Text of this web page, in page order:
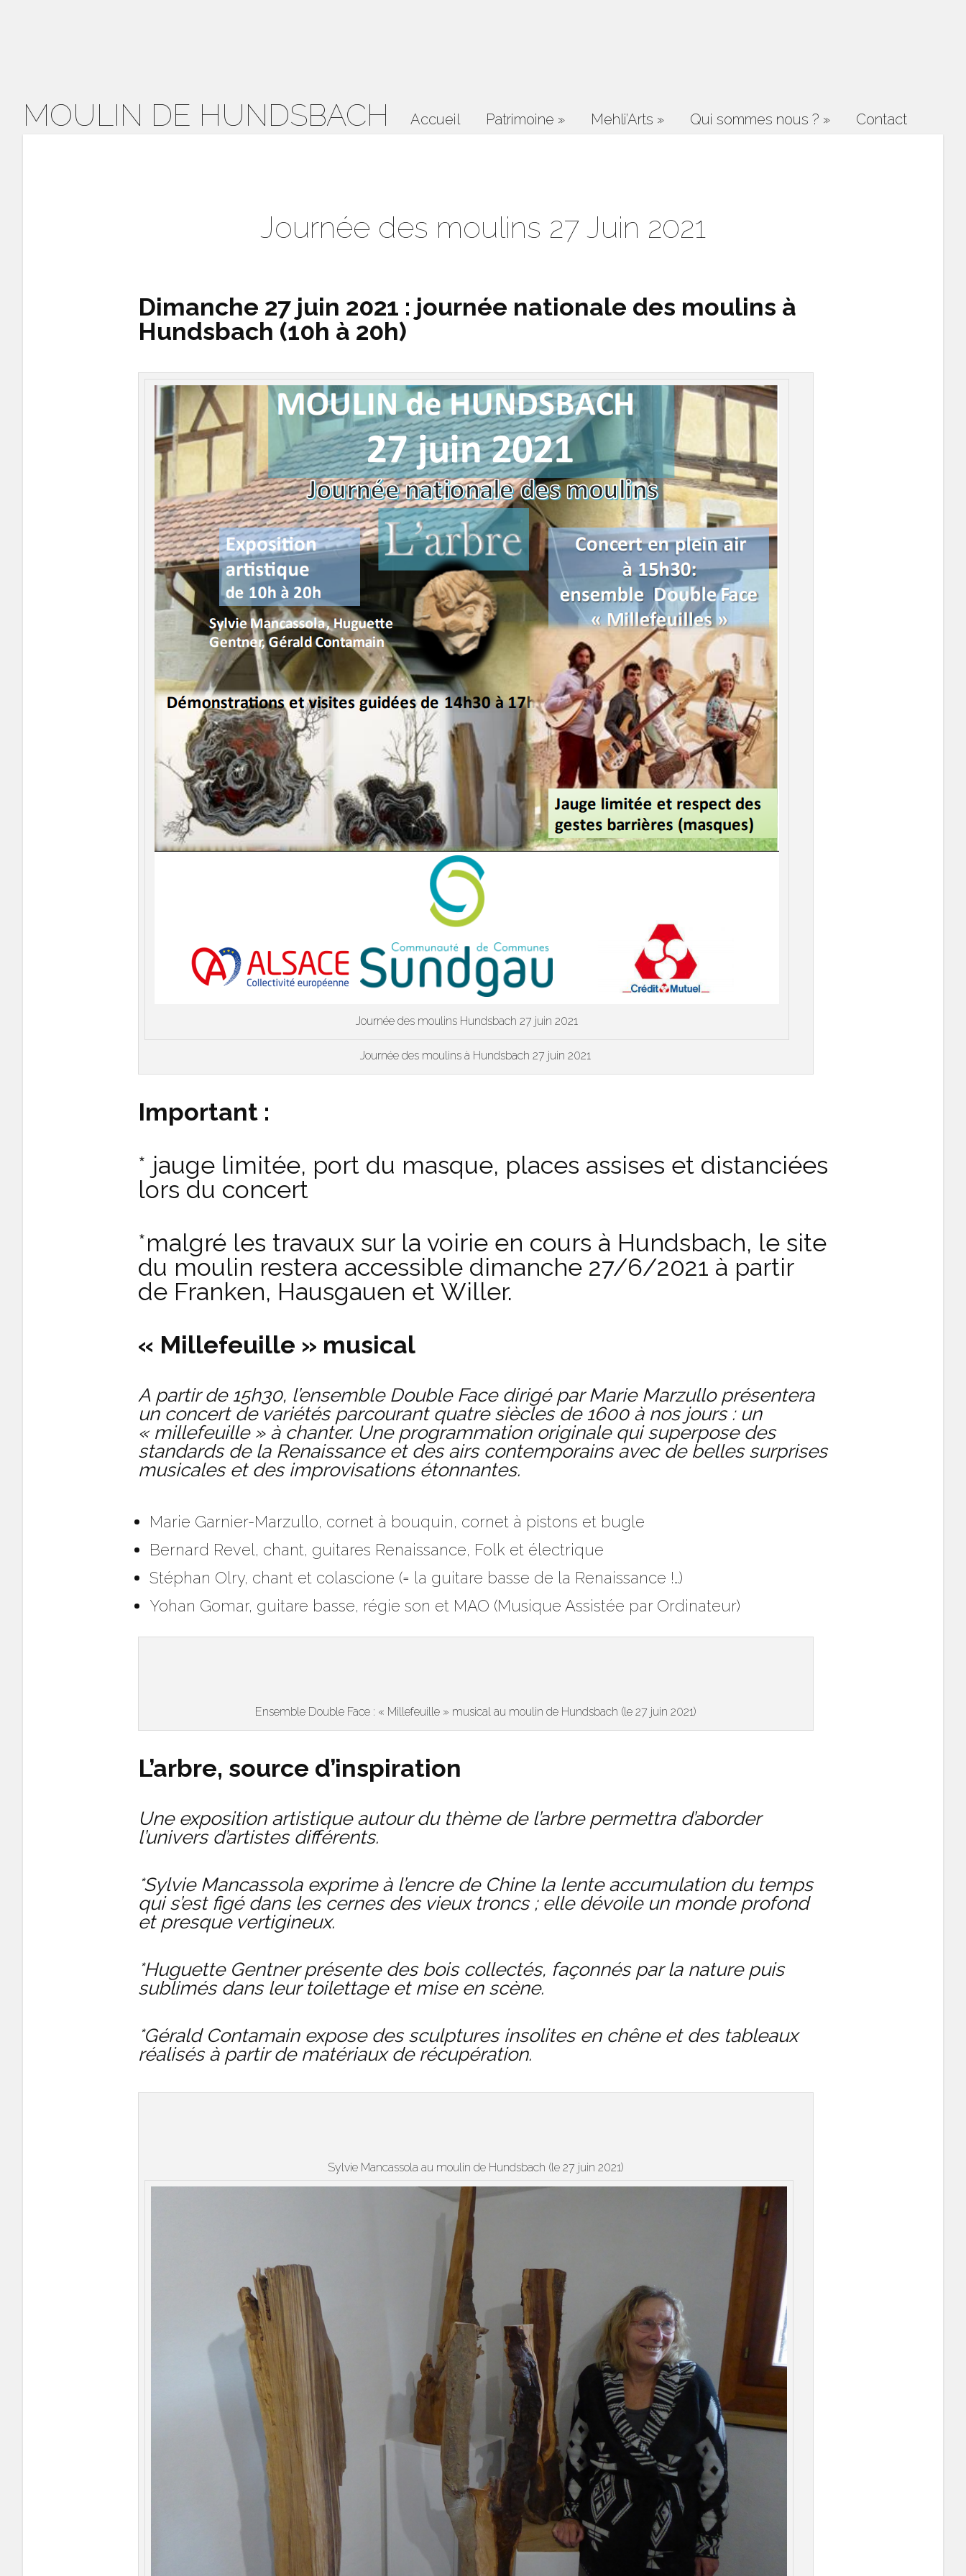
MOULIN DE HUNDSBACH Accueil Patrimoine » Mehli’Arts » Qui sommes nous ? » Contact
Journée des moulins 27 Juin 2021
Dimanche 27 juin 2021 : journée nationale des moulins à
Hundsbach (10h à 20h)
Journée des moulins Hundsbach 27 juin 2021
Journée des moulins à Hundsbach 27 juin 2021
Important :
* jauge limitée, port du masque, places assises et distanciées
lors du concert
*malgré les travaux sur la voirie en cours à Hundsbach, le site
du moulin restera accessible dimanche 27/6/2021 à partir
de Franken, Hausgauen et Willer.
« Millefeuille » musical
A partir de 15h30, l’ensemble Double Face dirigé par Marie Marzullo présentera
un concert de variétés parcourant quatre siècles de 1600 à nos jours : un
« millefeuille » à chanter. Une programmation originale qui superpose des
standards de la Renaissance et des airs contemporains avec de belles surprises
musicales et des improvisations étonnantes.
Marie Garnier-Marzullo, cornet à bouquin, cornet à pistons et bugle
Bernard Revel, chant, guitares Renaissance, Folk et électrique
Stéphan Olry, chant et colascione (= la guitare basse de la Renaissance !…)
Yohan Gomar, guitare basse, régie son et MAO (Musique Assistée par Ordinateur)
Ensemble Double Face : « Millefeuille » musical au moulin de Hundsbach (le 27 juin 2021)
L’arbre, source d’inspiration
Une exposition artistique autour du thème de l’arbre permettra d’aborder
l’univers d’artistes différents.
*Sylvie Mancassola exprime à l’encre de Chine la lente accumulation du temps
qui s’est figé dans les cernes des vieux troncs ; elle dévoile un monde profond
et presque vertigineux.
*Huguette Gentner présente des bois collectés, façonnés par la nature puis
sublimés dans leur toilettage et mise en scène.
*Gérald Contamain expose des sculptures insolites en chêne et des tableaux
réalisés à partir de matériaux de récupération.
Sylvie Mancassola au moulin de Hundsbach (le 27 juin 2021)